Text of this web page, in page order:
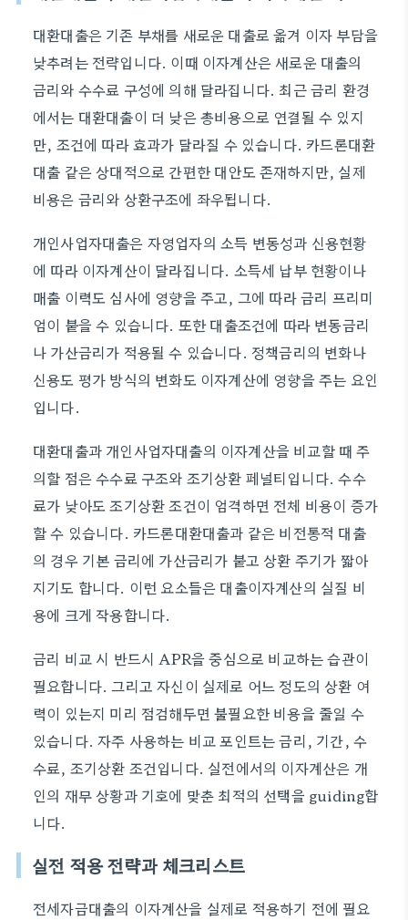
대환대출은 기존 부채를 새로운 대출로 옮겨 이자 부담을
낮추려는 전략입니다. 이때 이자계산은 새로운 대출의
금리와 수수료 구성에 의해 달라집니다. 최근 금리 환경
에서는 대환대출이 더 낮은 총비용으로 연결될 수 있지
만, 조건에 따라 효과가 달라질 수 있습니다. 카드론대환
대출 같은 상대적으로 간편한 대안도 존재하지만, 실제
비용은 금리와 상환구조에 좌우됩니다.
개인사업자대출은 자영업자의 소득 변동성과 신용현황
에 따라 이자계산이 달라집니다. 소득세 납부 현황이나
매출 이력도 심사에 영향을 주고, 그에 따라 금리 프리미
엄이 붙을 수 있습니다. 또한 대출조건에 따라 변동금리
나 가산금리가 적용될 수 있습니다. 정책금리의 변화나
신용도 평가 방식의 변화도 이자계산에 영향을 주는 요인
입니다.
대환대출과 개인사업자대출의 이자계산을 비교할 때 주
의할 점은 수수료 구조와 조기상환 페널티입니다. 수수
료가 낮아도 조기상환 조건이 엄격하면 전체 비용이 증가
할 수 있습니다. 카드론대환대출과 같은 비전통적 대출
의 경우 기본 금리에 가산금리가 붙고 상환 주기가 짧아
지기도 합니다. 이런 요소들은 대출이자계산의 실질 비
용에 크게 작용합니다.
금리 비교 시 반드시 APR을 중심으로 비교하는 습관이
필요합니다. 그리고 자신이 실제로 어느 정도의 상환 여
력이 있는지 미리 점검해두면 불필요한 비용을 줄일 수
있습니다. 자주 사용하는 비교 포인트는 금리, 기간, 수
수료, 조기상환 조건입니다. 실전에서의 이자계산은 개
인의 재무 상황과 기호에 맞춘 최적의 선택을 guiding합
니다.
실전 적용 전략과 체크리스트
전세자금대출의 이자계산을 실제로 적용하기 전에 필요